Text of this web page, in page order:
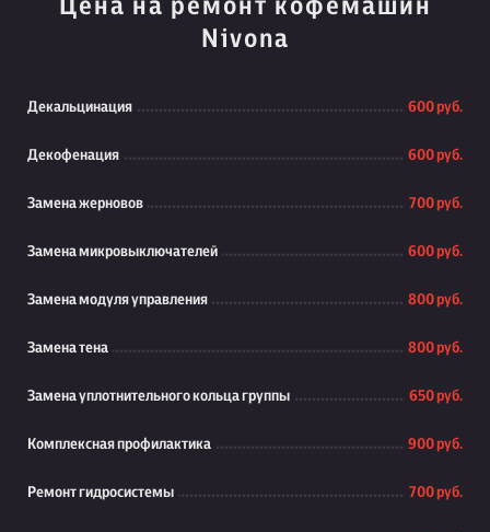
Цена на ремонт кофемашин
Nivona
Декальцинация 600 руб.
Декофенация 600 руб.
Замена жерновов 700 руб.
Замена микровыключателей 600 руб.
Замена модуля управления 800 руб.
Замена тена 800 руб.
Замена уплотнительного кольца группы 650 руб.
Комплексная профилактика 900 руб.
Ремонт гидросистемы 700 руб.